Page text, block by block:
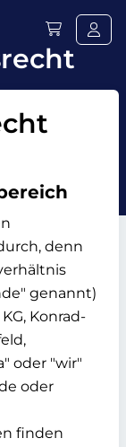
denn
genannt)
Konrad-
oder "wir"
oder
finden